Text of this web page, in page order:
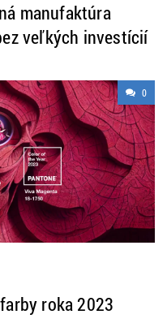
manufaktúra
veľkých investícií
0
roka 2023